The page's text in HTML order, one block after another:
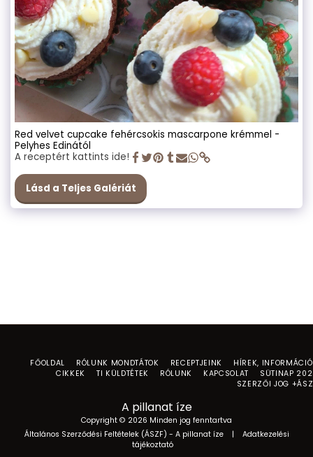
Red velvet cupcake fehércsokis mascarpone krémmel -
Pelyhes Edinától
A receptért kattints ide!
Lásd a Teljes Galériát
A pillanat íze
Copyright © 2026 Minden jog fenntartva
Általános Szerződési Feltételek (ÁSZF) - A pillanat íze| Adatkezelési
tájékoztató
FŐOLDAL RÓLUNK MONDTÁTOK RECEPTJEINK
HÍREK,
CIKKEK
TI KÜLDTÉTEK RÓLUNK KAPCSOLAT
SÜTINAP
SZERZŐI JOG